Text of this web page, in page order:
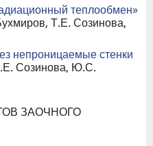
теплообмен»
Т.Е. Созинова,
непроницаемые стенки
Созинова, Ю.С.
ЗАОЧНОГО